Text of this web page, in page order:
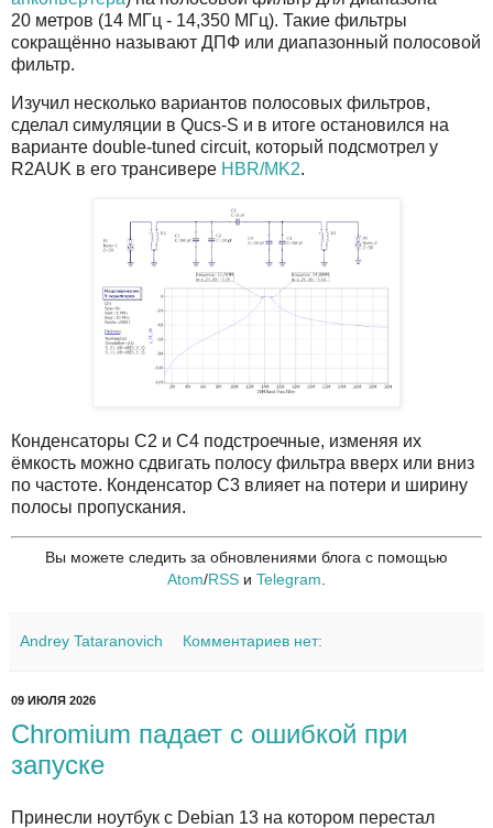
20 метров (14 МГц - 14,350 МГц). Такие фильтры
сокращённо называют ДПФ или диапазонный полосовой
фильтр.
Изучил несколько вариантов полосовых фильтров,
сделал симуляции в Qucs-S и в итоге остановился на
варианте double-tuned circuit, который подсмотрел у
R2AUK в его трансивере HBR/MK2.
Конденсаторы C2 и C4 подстроечные, изменяя их
ёмкость можно сдвигать полосу фильтра вверх или вниз
по частоте. Конденсатор С3 влияет на потери и ширину
полосы пропускания.
Вы можете следить за обновлениями блога с помощью
Atom/RSS и Telegram
Andrey Tataranovich Комментариев нет:
09 ИЮЛЯ 2026
Chromium падает с ошибкой при
запуске
Принесли ноутбук с Debian 13 на котором перестал